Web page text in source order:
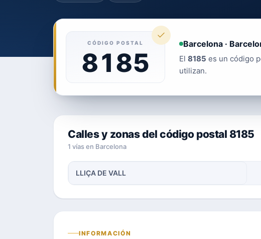
CÓDIGO POSTAL
8185
Barcelona ·
El 8185 es un código
utilizan.
Calles y zonas del código postal 8185
1 vías en Barcelona
LLIÇA DE VALL
INFORMACIÓN